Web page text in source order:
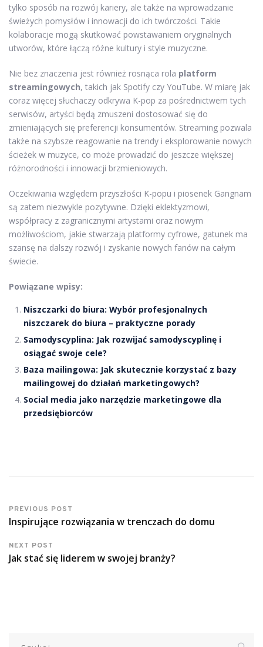
tylko sposób na rozwój kariery, ale także na wprowadzanie
świeżych pomysłów i innowacji do ich twórczości. Takie
kolaboracje mogą skutkować powstawaniem oryginalnych
utworów, które łączą różne kultury i style muzyczne.
Nie bez znaczenia jest również rosnąca rola platform
streamingowych, takich jak Spotify czy YouTube. W miarę jak
coraz więcej słuchaczy odkrywa K-pop za pośrednictwem tych
serwisów, artyści będą zmuszeni dostosować się do
zmieniających się preferencji konsumentów. Streaming pozwala
także na szybsze reagowanie na trendy i eksplorowanie nowych
ścieżek w muzyce, co może prowadzić do jeszcze większej
różnorodności i innowacji brzmieniowych.
Oczekiwania względem przyszłości K-popu i piosenek Gangnam
są zatem niezwykle pozytywne. Dzięki eklektyzmowi,
współpracy z zagranicznymi artystami oraz nowym
możliwościom, jakie stwarzają platformy cyfrowe, gatunek ma
szansę na dalszy rozwój i zyskanie nowych fanów na całym
świecie.
Powiązane wpisy:
Niszczarki do biura: Wybór profesjonalnych
niszczarek do biura – praktyczne porady
Samodyscyplina: Jak rozwijać samodyscyplinę i
osiągać swoje cele?
Baza mailingowa: Jak skutecznie korzystać z bazy
mailingowej do działań marketingowych?
Social media jako narzędzie marketingowe dla
przedsiębiorców
PREVIOUS POST
Inspirujące rozwiązania w trenczach do domu
NEXT POST
Jak stać się liderem w swojej branży?